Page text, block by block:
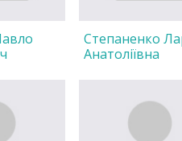
Степаненко
Анатоліївна